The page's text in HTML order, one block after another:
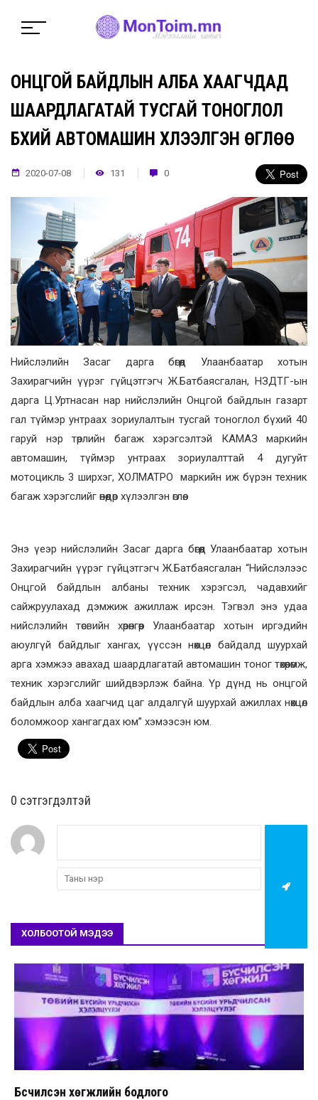
ОНЦГОЙ БАЙДЛЫН АЛБА ХААГЧДАД
ШААРДЛАГАТАЙ ТУСГАЙ ТОНОГЛОЛ
БҮХИЙ АВТОМАШИН ХҮЛЭЭЛГЭН ӨГЛӨӨ
2020-07-08 131 0
Нийслэлийн Засаг дарга бөгөөд Улаанбаатар хотын
Захирагчийн үүрэг гүйцэтгэгч Ж.Батбаясгалан, НЗДТГ-ын
дарга Ц.Уртнасан нар нийслэлийн Онцгой байдлын газарт
гал түймэр унтраах зориулалтын тусгай тоноглол бүхий 40
гаруй нэр төрлийн багаж хэрэгсэлтэй КАМАЗ маркийн
автомашин, түймэр унтраах зориулалттай 4 дугуйт
мотоцикль 3 ширхэг, ХОЛМАТРО маркийн иж бүрэн техник
багаж хэрэгслийг өнөөдөр хүлээлгэн өглөө.
Энэ үеэр нийслэлийн Засаг дарга бөгөөд Улаанбаатар хотын
Захирагчийн үүрэг гүйцэтгэгч Ж.Батбаясгалан “Нийслэлээс
Онцгой байдлын албаны техник хэрэгсэл, чадавхийг
сайжруулахад дэмжиж ажиллаж ирсэн. Тэгвэл энэ удаа
нийслэлийн төсвийн хөрөнгөөр Улаанбаатар хотын иргэдийн
аюулгүй байдлыг хангах, үүссэн нөхцөл байдалд шуурхай
арга хэмжээ авахад шаардлагатай автомашин тоног төхөөрөмж,
техник хэрэгслийг шийдвэрлэж байна. Үр дүнд нь онцгой
байдлын алба хаагчид цаг алдалгүй шуурхай ажиллах нөхцөл
боломжоор хангагдах юм” хэмээсэн юм.
0 cэтгэгдэлтэй
ХОЛБООТОЙ МЭДЭЭ
Бүсчилсэн хөгжлийн бодлого